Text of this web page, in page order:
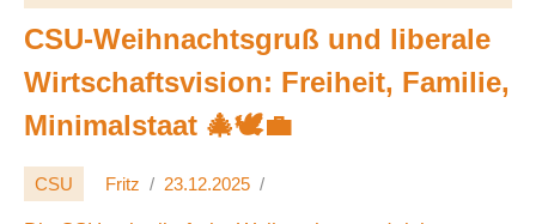
CSU-Weihnachtsgruß und liberale
Wirtschaftsvision: Freiheit, Familie,
Minimalstaat 🎄🕊️💼
CSU Fritz 23.12.2025